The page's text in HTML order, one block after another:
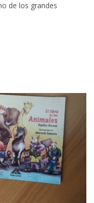
de los grandes